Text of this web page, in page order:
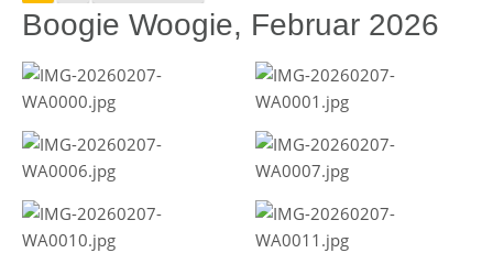
Boogie Woogie, Februar 2026